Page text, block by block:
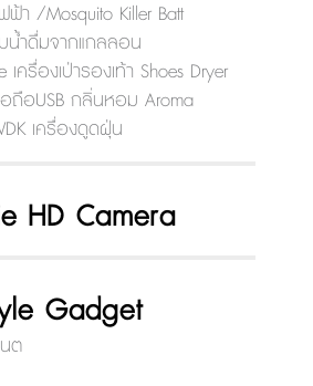
ฟ้า /Mosquito Killer Batt
ำดื่มจากแกลลอน
เครื่องเป่ารองเท้า Shoes Dryer
ถือUSB กลิ่นหอม Aroma
เครื่องดูดฝุ่น
HD Camera
Gadget
ต